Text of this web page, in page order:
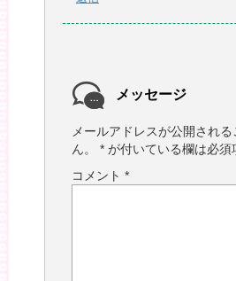
メッセージ
メールアドレスが公開され
ん。
* が付いている欄は必須
コメント *